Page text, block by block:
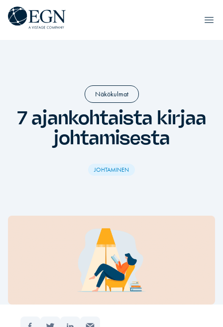
Siirry sisältöön
Executives' Global Network
Näkökulmat
7 ajankohtaista kirjaa
johtamisesta
JOHTAMINEN